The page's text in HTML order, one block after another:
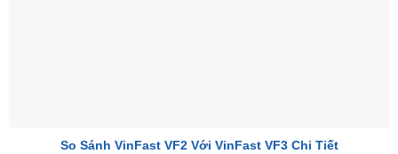
So Sánh VinFast VF2 Với VinFast VF3 Chi Tiết